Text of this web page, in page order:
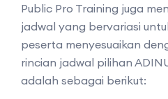
Public Pro Training juga
jadwal yang bervariasi
peserta menyesuaikan
rincian jadwal pilihan
adalah sebagai berikut: